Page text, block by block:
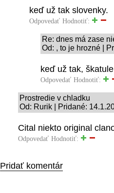
keď už tak slovenky.
Odpovedať Hodnotiť:
Re: dnes má zase
Od: , to je hrozné |
keď už tak,
Odpovedať Hodnotiť:
Prostredie v chladku
Od: Rurik | Pridané:
Cital niekto original
Odpovedať Hodnotiť:
Pridať komentár